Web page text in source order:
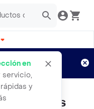
en
servicio,
y
Aplican TyC
Sombras